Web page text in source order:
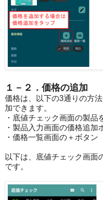
１－２．価格の追加
価格は、以下の3通りの方
加できます。
・底値チェック画面の製品
・製品入力画面の価格追加
・価格一覧画面の＋ボタン
以下は、底値チェック画面
です。